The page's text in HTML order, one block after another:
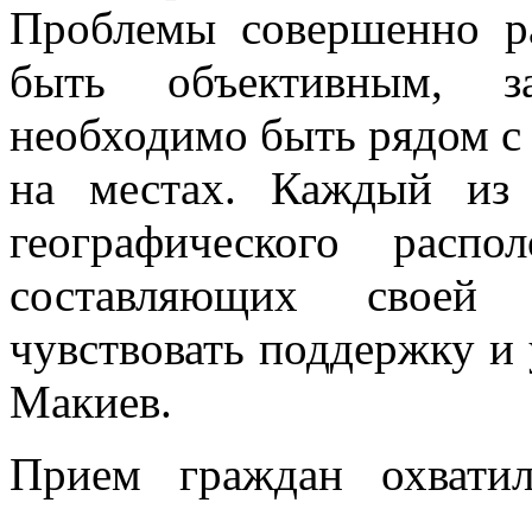
Проблемы совершенно
быть объективным,
необходимо быть рядом
на местах. Каждый из
географического
составляющих своей
чувствовать поддержку и
Макиев.
Прием граждан